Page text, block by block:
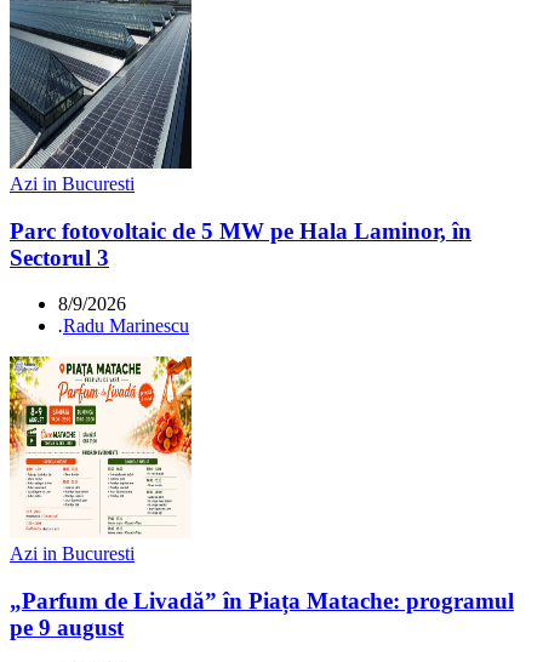
Azi in Bucuresti
Parc fotovoltaic de 5 MW pe Hala Laminor, în
Sectorul 3
8/9/2026
.Radu Marinescu
Azi in Bucuresti
„Parfum de Livadă” în Piața Matache: programul
pe 9 august